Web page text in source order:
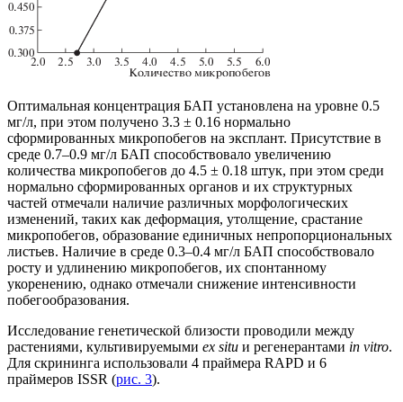
Оптимальная концентрация БАП установлена на уровне 0.5
мг/л, при этом получено 3.3 ± 0.16 нормально
сформированных микропобегов на эксплант. Присутствие в
среде 0.7–0.9 мг/л БАП способствовало увеличению
количества микропобегов до 4.5 ± 0.18 штук, при этом среди
нормально сформированных органов и их структурных
частей отмечали наличие различных морфологических
изменений, таких как деформация, утолщение, срастание
микропобегов, образование единичных непропорциональных
листьев. Наличие в среде 0.3–0.4 мг/л БАП способствовало
росту и удлинению микропобегов, их спонтанному
укоренению, однако отмечали снижение интенсивности
побегообразования.
Исследование генетической близости проводили между
растениями, культивируемыми ex situ и регенерантами in vitro.
Для скрининга использовали 4 праймера RAPD и 6
праймеров ISSR (рис. 3).